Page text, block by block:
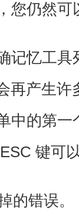
您仍然
记忆工具
再产生许
中的第一
键可
的错误。